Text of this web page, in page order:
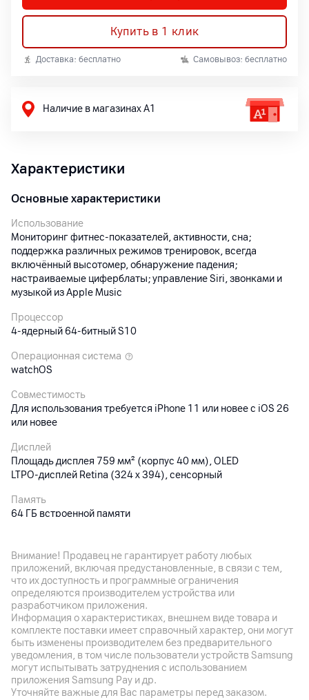
Купить в 1 клик
Доставка: бесплатно Самовывоз: бесплатно
Наличие в магазинах А1
Характеристики
Основные характеристики
Использование
Мониторинг фитнес‑показателей, активности, сна;
поддержка различных режимов тренировок, всегда
включённый высотомер, обнаружение падения;
настраиваемые циферблаты; управление Siri, звонками и
музыкой из Apple Music
Процессор
4-ядерный 64‑битный S10
Операционная система
watchOS
Совместимость
Для использования требуется iPhone 11 или новее с iOS 26
или новее
Дисплей
Площадь дисплея 759 мм² (корпус 40 мм), OLED
LTPO‑дисплей Retina (324 х 394), сенсорный
Память
64 ГБ встроенной памяти
Освещенности, температуры, акселерометр, гироскоп,
высотомер, оптический датчик сердечного ритма (2-го
поколения); компас
Дополнительно
Bluetooth 5.3, Wi-Fi 4 (2,4 ГГц); GPS, GLONASS, Galileo, QZSS,
BeiDou; защита от воды WR50
Аккумулятор
Батарея
Внимание! Продавец не гарантирует работу любых
приложений, включая предустановленные, в связи с тем,
что их доступность и программные ограничения
определяются производителем устройства или
разработчиком приложения.
Информация о характеристиках, внешнем виде товара и
комплекте поставки имеет справочный характер, они могут
быть изменены производителем без предварительного
уведомления, в том числе пользователи устройств Samsung
могут испытывать затруднения с использованием
приложения Samsung Pay и др.
Уточняйте важные для Вас параметры перед заказом.